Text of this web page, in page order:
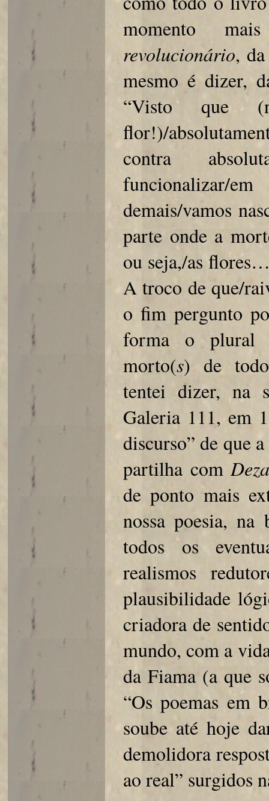
momento
revolucionário,
mesmo é dizer,
“Visto que
flor!)/
contra
funcionalizar/
demais/vamos
parte onde a
ou seja,/as
A troco de que/
o fim pergunto
forma o plural
morto(s) de
tentei dizer, na
Galeria 111, em
discurso” de que
partilha com
de ponto mais
nossa poesia,
todos os
realismos
plausibilidade
criadora de
mundo, com a
da Fiama (a que
“Os poemas em
soube até hoje
demolidora
ao real” surgidos